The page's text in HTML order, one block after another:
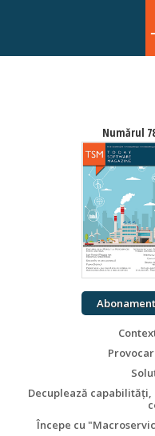
Numărul
Decuplează capabilităţi,
Începe cu